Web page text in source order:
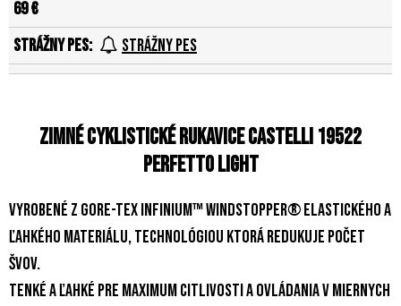
69 €
Strážny pes
Zimné cyklistické rukavice Castelli 19522
PERFETTO LIGHT
Vyrobené z GORE-TEX INFINIUM™ WINDSTOPPER® elastického a
ľahkého materiálu, technológiou ktorá redukuje počet
švov.
Tenké a ľahké pre maximum citlivosti a ovládania v miernych